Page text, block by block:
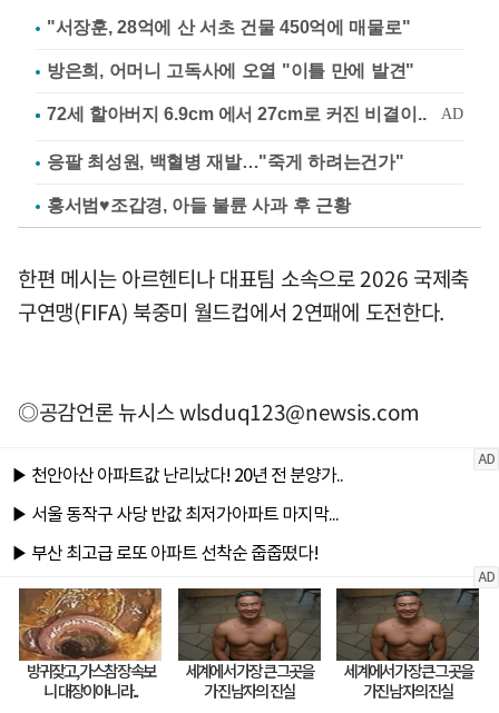
"서장훈, 28억에 산 서초 건물 450억에 매물로"
방은희, 어머니 고독사에 오열 "이틀 만에 발견"
응팔 최성원, 백혈병 재발…"죽게 하려는건가"
홍서범♥조갑경, 아들 불륜 사과 후 근황
한편 메시는 아르헨티나 대표팀 소속으로 2026 국제축
구연맹(FIFA) 북중미 월드컵에서 2연패에 도전한다.
◎공감언론 뉴시스wlsduq123@newsis.com